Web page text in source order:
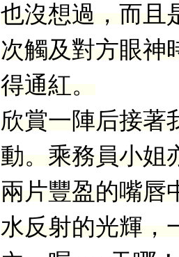
也沒想過，而且
次觸及對方眼神
得通紅。
欣賞一陣后接著
動。乘務員小姐
兩片豐盈的嘴唇
水反射的光輝，